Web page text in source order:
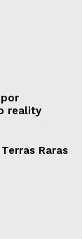
reality
Raras